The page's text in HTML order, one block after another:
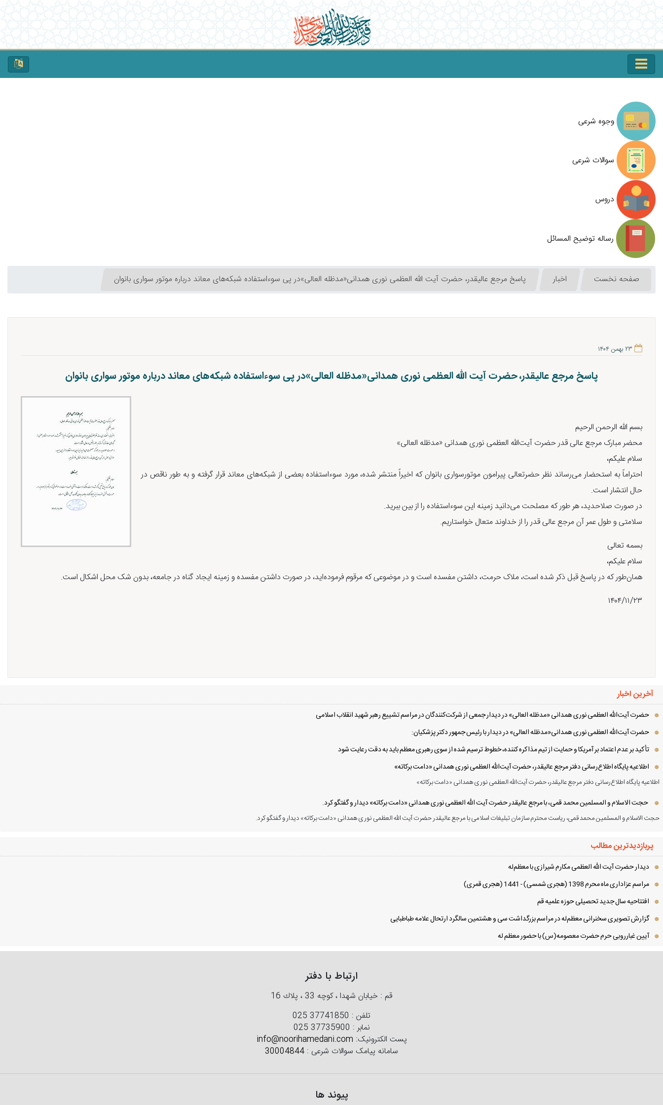
وجوه شرعی
سوالات شرعی
دروس
رساله توضیح المسائل
صفحه نخست اخبار پاسخ مرجع عالیقدر، حضرت آیت الله العظمی نوری همدانی«مدظله العالی»در پی سوءاستفاده شبکه‌های معاند درباره موتور سواری بانوان
۲۳ بهمن ۱۴۰۴
پاسخ مرجع عالیقدر، حضرت آیت الله العظمی نوری همدانی«مدظله العالی»در پی سوءاستفاده شبکه‌های معاند درباره موتور سواری بانوان
بسم اللّه الرحمن الرحیم
محضر مبارک مرجع عالی قدر حضرت آیت‌اللّه العظمی نوری همدانی «مدظله العالی»
سلام علیکم،
احتراماً به استحضار می‌رساند نظر حضرتعالی پیرامون موتورسواری بانوان که اخیراً منتشر شده، مورد سوءاستفاده بعضی از شبکه‌های معاند قرار گرفته و به طور ناقص در
حال انتشار است.
در صورت صلاحدید، هر طور که مصلحت می‌دانید زمینه این سوءاستفاده را از بین ببرید.
سلامتی و طول عمر آن مرجع عالی قدر را از خداوند متعال خواستاریم.
بسمه تعالی
سلام علیکم،
همان‌طور که در پاسخ قبل ذکر شده است، ملاک حرمت، داشتن مفسده است و در موضوعی که مرقوم فرموده‌اید، در صورت داشتن مفسده و زمینه ایجاد گناه در جامعه، بدون شک محل اشکال است.
۱۴۰۴/۱۱/۲۳
آخرین اخبار
حضرت آیت‌الله العظمی نوری همدانی «مدظله العالی» در دیدار جمعی از شرکت‌کنندگان در مراسم تشییع رهبر شهید انقلاب اسلامی
حضرت آیت‌الله العظمی نوری همدانی«مدظله العالی» در دیدار با رئیس جمهور دکتر پزشکیان:
تأکید بر عدم اعتماد بر آمریکا و حمایت از تیم مذاکره کننده، خطوط ترسیم شده از سوی رهبری معظم باید به دقت رعایت شود
اطلاعیه پایگاه اطلاع‌رسانی دفتر مرجع عالیقدر، حضرت آیت‌الله العظمی نوری همدانی «دامت برکاته»
اطلاعیه پایگاه اطلاع‌رسانی دفتر مرجع عالیقدر، حضرت آیت‌الله العظمی نوری همدانی «دامت برکاته»
حجت الاسلام و المسلمین محمد قمی، با مرجع عالیقدر حضرت آیت الله العظمی نوری همدانی «دامت برکاته» دیدار و گفتگو کرد.
حجت الاسلام و المسلمین محمد قمی، ریاست محترم سازمان تبلیغات اسلامی با مرجع عالیقدر حضرت آیت الله العظمی نوری همدانی «دامت برکاته» دیدار و گفتگو کرد.
پربازدیدترین مطالب
دیدار حضرت آیت الله العظمی مكارم شیرازی با معظم‌له
مراسم عزاداری ماه محرم 1398 (هجری شمسی) - 1441 (هجری قمری)
افتتاحیه سال جدید تحصیلی حوزه علمیه قم
گزارش تصویری سخنرانی معظم‌له در مراسم بزرگداشت سی و هشتمین سالگرد ارتحال علامه طباطبایی
آیین غبارروبی حرم حضرت معصومه(س) با حضور معظم له
ارتباط با دفتر
قم : خیابان شهدا ، كوچه 33 ، پلاك 16
تلفن : 025 37741850
نمابر : 025 37735900
پست الکترونیک: info@noorihamedani.com
سامانه پیامک سوالات شرعی : 30004844
پیوند ها